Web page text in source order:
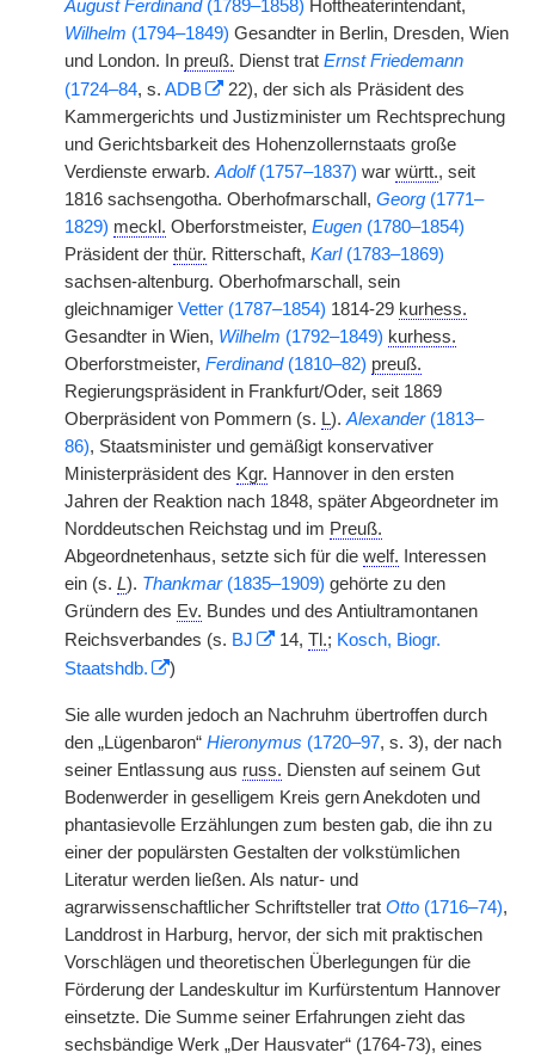
August Ferdinand(1789–1858) Hoftheaterintendant,
Wilhelm (1794–1849) Gesandter in Berlin, Dresden, Wien
und London. In preuß. Dienst trat Ernst Friedemann
(1724–84, s. ADB
22), der sich als Präsident des
Kammergerichts und Justizminister um Rechtsprechung
und Gerichtsbarkeit des Hohenzollernstaats große
Verdienste erwarb. Adolf(1757–1837) war württ., seit
1816 sachsengotha. Oberhofmarschall, Georg (1771–
1829) meckl. Oberforstmeister, Eugen (1780–1854)
Präsident der thür. Ritterschaft, Karl(1783–1869)
sachsen-altenburg. Oberhofmarschall, sein
gleichnamiger Vetter (1787–1854) 1814-29 kurhess.
Gesandter in Wien, Wilhelm (1792–1849) kurhess.
Oberforstmeister, Ferdinand(1810–82) preuß.
Regierungspräsident in Frankfurt/Oder, seit 1869
Oberpräsident von Pommern (s. L). Alexander(1813–
86), Staatsminister und gemäßigt konservativer
Ministerpräsident des Kgr. Hannover in den ersten
Jahren der Reaktion nach 1848, später Abgeordneter im
Norddeutschen Reichstag und im Preuß.
Abgeordnetenhaus, setzte sich für die welf. Interessen
ein (s. L). Thankmar(1835–1909) gehörte zu den
Gründern des Ev. Bundes und des Antiultramontanen
Reichsverbandes (s. BJ 14, Tl.; Kosch, Biogr.
Staatshdb.
)
Sie alle wurden jedoch an Nachruhm übertroffen durch
den „Lügenbaron“ Hieronymus (1720–97, s. 3), der nach
seiner Entlassung aus russ. Diensten auf seinem Gut
Bodenwerder in geselligem Kreis gern Anekdoten und
phantasievolle Erzählungen zum besten gab, die ihn zu
einer der populärsten Gestalten der volkstümlichen
Literatur werden ließen. Als natur- und
agrarwissenschaftlicher Schriftsteller trat Otto (1716–74),
Landdrost in Harburg, hervor, der sich mit praktischen
Vorschlägen und theoretischen Überlegungen für die
Förderung der Landeskultur im Kurfürstentum Hannover
einsetzte. Die Summe seiner Erfahrungen zieht das
sechsbändige Werk „Der Hausvater“ (1764-73), eines